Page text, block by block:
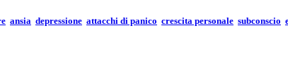
ansia depressione attacchi di panico crescita personale subconscio